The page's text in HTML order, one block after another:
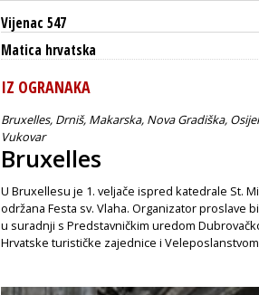
Vijenac 547
Matica hrvatska
IZ OGRANAKA
Bruxelles, Drniš, Makarska, Nova Gradiška,
Vukovar
Bruxelles
U Bruxellesu je 1. veljače ispred katedrale St.
održana Festa sv. Vlaha. Organizator proslave
u suradnji s Predstavničkim uredom
Hrvatske turističke zajednice i Veleposlanstvom